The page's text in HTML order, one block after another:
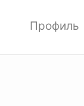
Профиль